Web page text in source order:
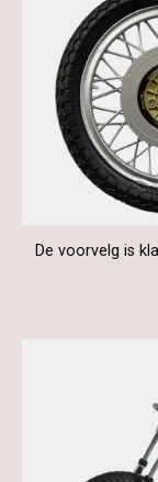
De voorvelg is